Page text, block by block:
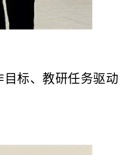
标、教研任务驱